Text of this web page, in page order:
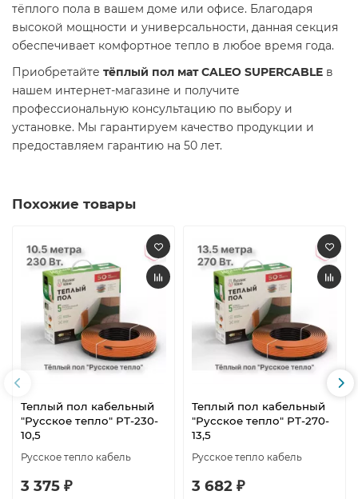
тёплого пола в вашем доме или офисе. Благодаря
высокой мощности и универсальности, данная секция
обеспечивает комфортное тепло в любое время года.​
Приобретайте тёплый пол мат CALEO SUPERCABLE в
нашем интернет-магазине и получите
профессиональную консультацию по выбору и
установке. Мы гарантируем качество продукции и
предоставляем гарантию на 50 лет.​
Похожие товары
Теплый пол кабельный
"Русское тепло" РТ-230-
10,5
Русское тепло кабель
3 375 ₽
Теплый пол кабельный
"Русское тепло" РТ-270-
13,5
Русское тепло кабель
3 682 ₽